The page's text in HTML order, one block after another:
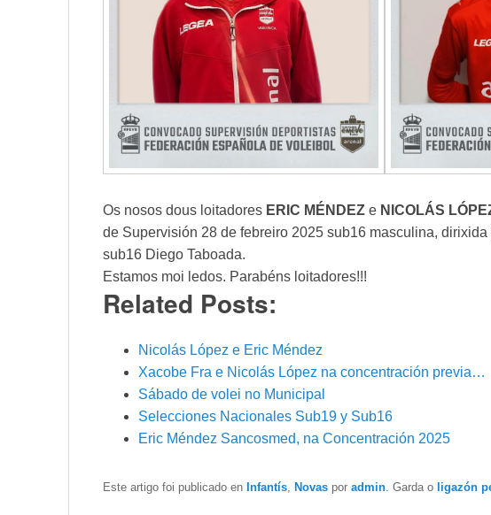
Os nosos dous loitadores ERIC MÉNDEZ e NICOLÁS
de Supervisión 28 de febreiro 2025 sub16 masculina,
sub16 Diego Taboada.
Estamos moi ledos. Parabéns loitadores!!!
Related Posts:
Nicolás López e Eric Méndez
Xacobe Fra e Nicolás López na concentración previa…
Sábado de volei no Municipal
Selecciones Nacionales Sub19 y Sub16
Eric Méndez Sancosmed, na Concentración 2025
Este artigo foi publicado en Infantís, Novas por admin. Garda o ligazón